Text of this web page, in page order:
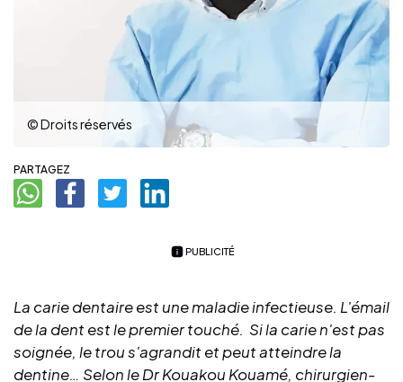
© Droits réservés
PARTAGEZ
PUBLICITÉ
La carie dentaire est une maladie infectieuse. L'émail
de la dent est le premier touché. Si la carie n'est pas
soignée, le trou s'agrandit et peut atteindre la
dentine… Selon le Dr Kouakou Kouamé, chirurgien-